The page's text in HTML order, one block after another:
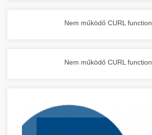
Nem működő CURL function.
Nem működő CURL function.